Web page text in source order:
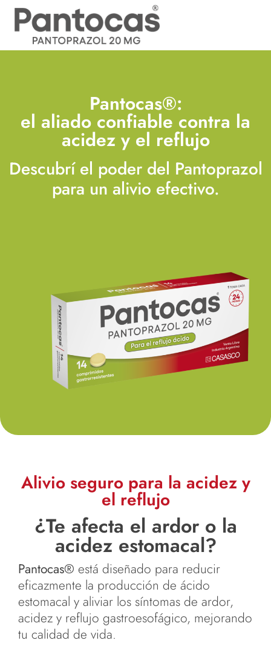
Pantocas®:
el aliado confiable contra la
acidez y el reflujo
Descubrí el poder del Pantoprazol
para un alivio efectivo.
Alivio seguro para la acidez y
el reflujo
¿Te afecta el ardor o la
acidez estomacal?
Pantocas® está diseñado para reducir
eficazmente la producción de ácido
estomacal y aliviar los síntomas de ardor,
acidez y reflujo gastroesofágico, mejorando
tu calidad de vida.